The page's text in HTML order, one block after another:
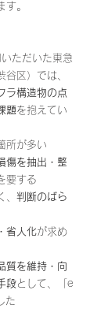
す。
ただいた東急
谷区）では、
ラ構造物の点
題を抱えてい
所が多い
傷を抽出・整
要する
判断のばら
省人化が求め
質を維持・向
段として、「e
た